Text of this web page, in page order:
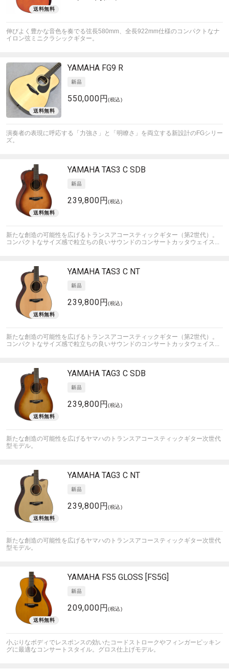
伸びよく豊かな音色を奏でる弦長580mm、全長922mm仕様のコンパクトなナ
イロン弦ミニクラシックギター。
YAMAHA FG9 R
550,000円(税込)
演奏者の表現に呼応する「力強さ」と「明瞭さ」を両立する新設計のFGシリー
ズ。
YAMAHA TAS3 C SDB
239,800円(税込)
新たな創造の可能性を広げるトランスアコースティックギター（第2世代）。
コンパクトなサイズ感で粒立ちの良いサウンドのコンサートカッタウェイス...
YAMAHA TAS3 C NT
239,800円(税込)
新たな創造の可能性を広げるトランスアコースティックギター（第2世代）。
コンパクトなサイズ感で粒立ちの良いサウンドのコンサートカッタウェイス...
YAMAHA TAG3 C SDB
239,800円(税込)
新たな創造の可能性を広げるヤマハのトランスアコースティックギター次世代
型モデル。
YAMAHA TAG3 C NT
239,800円(税込)
新たな創造の可能性を広げるヤマハのトランスアコースティックギター次世代
型モデル。
YAMAHA FS5 GLOSS [FS5G]
209,000円(税込)
小ぶりなボディでレスポンスの効いたコードストロークやフィンガーピッキン
グに最適なコンサートスタイル。グロス仕上げモデル。